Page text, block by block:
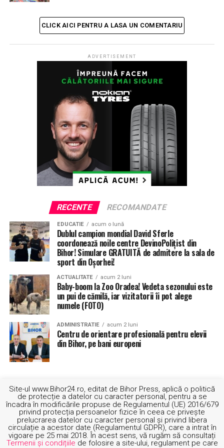
A murit scriitorul Mircea Bradu
CLICK AICI PENTRU A LASA UN COMENTARIU
ADVERTISEMENT
RECENTE RECOMANDATE
EDUCATIE acum o lună
Dublul campion mondial David Sferle
coordonează noile centre DevinoPolițist din
Bihor! Simulare GRATUITĂ de admitere la sala de
sport din Oșorhei!
ACTUALITATE acum 2 luni
Baby-boom la Zoo Oradea! Vedeta sezonului este
un pui de cămilă, iar vizitatorii îi pot alege
numele (FOTO)
ADMINISTRATIE acum 2 luni
Centru de orientare profesională pentru elevii
din Bihor, pe bani europeni
Site-ul www.Bihor24.ro, editat de Bihor Press, aplică o politică
de protecție a datelor cu caracter personal, pentru a se
încadra în modificările propuse de Regulamentul (UE) 2016/679
privind protecția persoanelor fizice în ceea ce privește
prelucrarea datelor cu caracter personal și privind libera
circulație a acestor date (Regulamentul GDPR), care a intrat în
vigoare pe 25 mai 2018. În acest sens, vă rugăm să consultați
Termenii și condițiile de folosire a site-ului, regulament pe care